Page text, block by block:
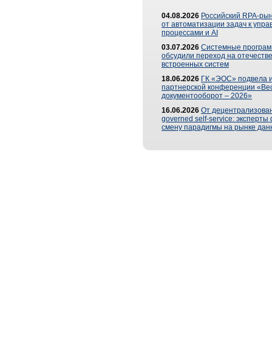
04.08.2026 Российский RPA-
от автоматизации задач к
процессами и AI
03.07.2026 Системные
обсудили переход на
встроенных систем
18.06.2026 ГК «ЭОС» подвела
партнерской конференции
документооборот – 2026»
16.06.2026 От
governed self-service: эксперты
смену парадигмы на рынке